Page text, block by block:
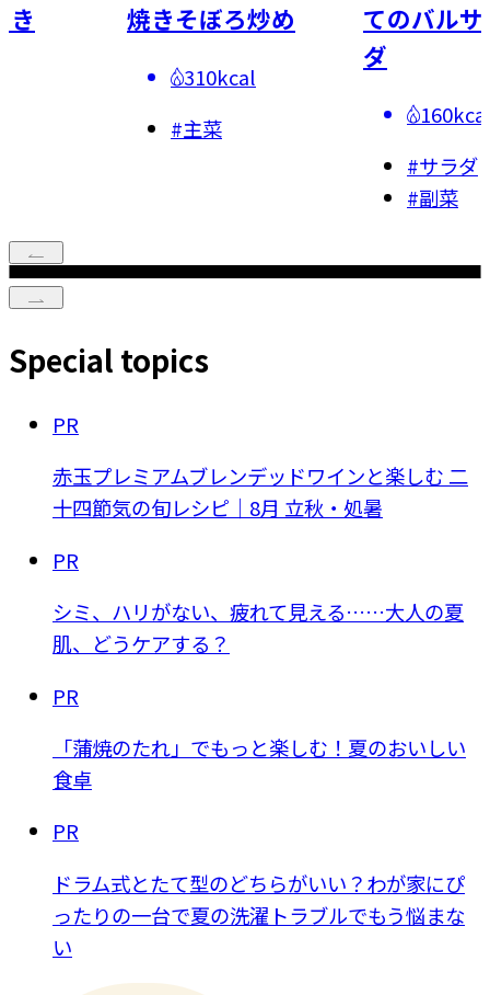
き
焼きそぼろ炒め
310kcal
#主菜
てのバル
ダ
#サラダ
#副菜
Special topics
PR
赤玉プレミアムブレンデッドワインと楽しむ 二
十四節気の旬レシピ｜8月 立秋・処暑
PR
シミ、ハリがない、疲れて見える……大人の夏
肌、どうケアする？
PR
「蒲焼のたれ」でもっと楽しむ！夏のおいしい
食卓
PR
ドラム式とたて型のどちらがいい？わが家にぴ
ったりの一台で夏の洗濯トラブルでもう悩まな
い